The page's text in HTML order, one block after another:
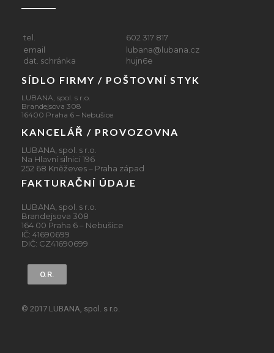
tel.
602 317 817
email
lubana@lubana.cz
dat. schránka
hujn6e
SÍDLO FIRMY / POŠTOVNÍ STYK
LUBANA, spol. s r.o.
Brandejsova 308
16400 Praha 6 – Nebušice
KANCELÁŘ / PROVOZOVNA
LUBANA, spol. s r.o.
Na Hlavní silnici 196
252 68 Kněževes – Praha západ
FAKTURAČNÍ ÚDAJE
LUBANA, spol. s r.o.
Brandejsova 308
164 00 Praha 6 – Nebušice
IČ: 41690699
DIČ: CZ41690699
O.R.
© 2017 LUBANA, spol. s r.o.